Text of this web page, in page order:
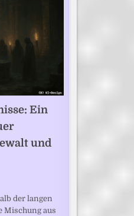
Ein
und
der langen
Mischung aus